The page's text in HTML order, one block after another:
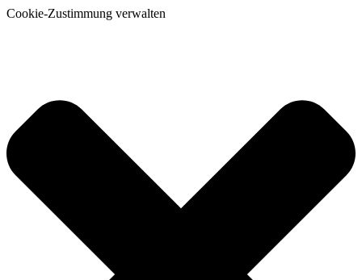
Cookie-Zustimmung verwalten